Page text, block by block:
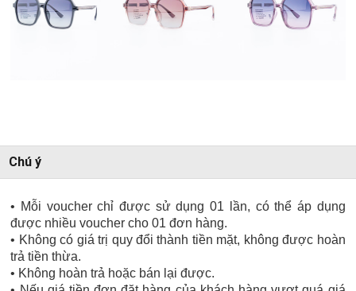
Chú ý
• Mỗi voucher chỉ được sử dụng 01 lần, có thể áp dụng
được nhiều voucher cho 01 đơn hàng.
• Không có giá trị quy đổi thành tiền mặt, không được hoàn
trả tiền thừa.
• Không hoàn trả hoặc bán lại được.